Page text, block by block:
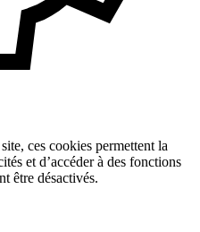
ces cookies permettent la
et d’accéder à des fonctions
être désactivés.